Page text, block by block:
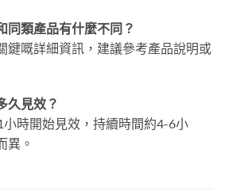
同類產品有什麼不同？
鍵嘅詳細資訊，建議參考產品說明或
久見效？
時開始見效，持續時間約4-6小
異。